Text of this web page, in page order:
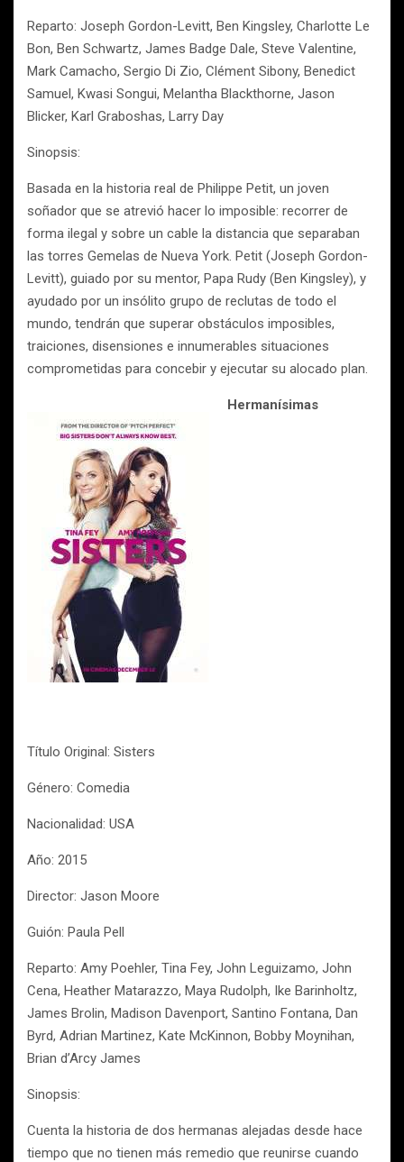
Reparto: Joseph Gordon-Levitt, Ben Kingsley, Charlotte Le
Bon, Ben Schwartz, James Badge Dale, Steve Valentine,
Mark Camacho, Sergio Di Zio, Clément Sibony, Benedict
Samuel, Kwasi Songui, Melantha Blackthorne, Jason
Blicker, Karl Graboshas, Larry Day
Sinopsis:
Basada en la historia real de Philippe Petit, un joven
soñador que se atrevió hacer lo imposible: recorrer de
forma ilegal y sobre un cable la distancia que separaban
las torres Gemelas de Nueva York. Petit (Joseph Gordon-
Levitt), guiado por su mentor, Papa Rudy (Ben Kingsley), y
ayudado por un insólito grupo de reclutas de todo el
mundo, tendrán que superar obstáculos imposibles,
traiciones, disensiones e innumerables situaciones
comprometidas para concebir y ejecutar su alocado plan.
Hermanísimas
Título Original: Sisters
Género: Comedia
Nacionalidad: USA
Año: 2015
Director: Jason Moore
Guión: Paula Pell
Reparto: Amy Poehler, Tina Fey, John Leguizamo, John
Cena, Heather Matarazzo, Maya Rudolph, Ike Barinholtz,
James Brolin, Madison Davenport, Santino Fontana, Dan
Byrd, Adrian Martinez, Kate McKinnon, Bobby Moynihan,
Brian d’Arcy James
Sinopsis:
Cuenta la historia de dos hermanas alejadas desde hace
tiempo que no tienen más remedio que reunirse cuando